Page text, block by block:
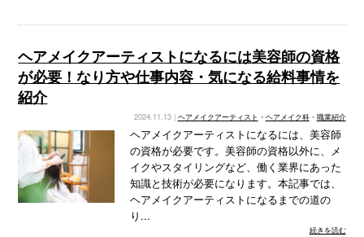
ヘアメイクアーティストになるには美容師の資格
が必要！なり方や仕事内容・気になる給料事情を
紹介
2024.11.13 | ヘアメイクアーティスト • ヘアメイク科• 職業紹介
ヘアメイクアーティストになるには、美容師
の資格が必要です。美容師の資格以外に、メ
イクやスタイリングなど、働く業界にあった
知識と技術が必要になります。本記事では、
ヘアメイクアーティストになるまでの道の
り...
続きを読む